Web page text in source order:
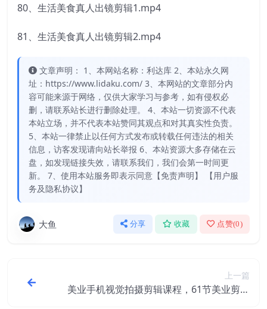
80、生活美食真人出镜剪辑1.mp4
81、生活美食真人出镜剪辑2.mp4
文章声明： 1、本网站名称：利达库 2、本站永久网
址：https://www.lidaku.com/ 3、本网站的文章部分内
容可能来源于网络，仅供大家学习与参考，如有侵权必
删，请联系站长进行删除处理。 4、本站一切资源不代表
本站立场，并不代表本站赞同其观点和对其真实性负责。
5、本站一律禁止以任何方式发布或转载任何违法的相关
信息，访客发现请向站长举报 6、本站资源大多存储在云
盘，如发现链接失效，请联系我们，我们会第一时间更
新。 7、使用本站服务即表示同意【免责声明】 【用户服
务及隐私协议】
大鱼 分享 收藏 点赞(0)
上一篇
美业手机视觉拍摄剪辑课程，61节美业剪辑